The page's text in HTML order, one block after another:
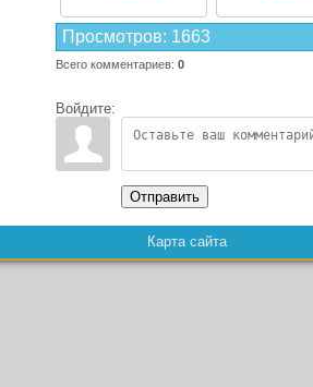
Просмотров: 1663
Всего комментариев: 0
Войдите:
Отправить
Карта сайта